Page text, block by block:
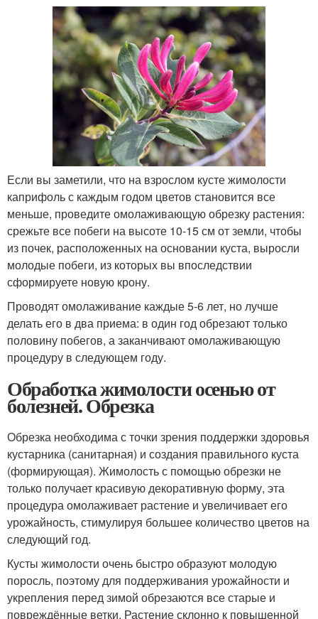
Если вы заметили, что на взрослом кусте жимолости
каприфоль с каждым годом цветов становится все
меньше, проведите омолаживающую обрезку растения:
срежьте все побеги на высоте 10-15 см от земли, чтобы
из почек, расположенных на основании куста, выросли
молодые побеги, из которых вы впоследствии
сформируете новую крону.
Проводят омолаживание каждые 5-6 лет, но лучше
делать его в два приема: в один год обрезают только
половину побегов, а заканчивают омолаживающую
процедуру в следующем году.
Обработка жимолости осенью от
болезней. Обрезка
Обрезка необходима с точки зрения поддержки здоровья
кустарника (санитарная) и создания правильного куста
(формирующая). Жимолость с помощью обрезки не
только получает красивую декоративную форму, эта
процедура омолаживает растение и увеличивает его
урожайность, стимулируя большее количество цветов на
следующий год.
Кусты жимолости очень быстро образуют молодую
поросль, поэтому для поддерживания урожайности и
укрепления перед зимой обрезаются все старые и
повреждённые ветки. Растение склонно к повышенной